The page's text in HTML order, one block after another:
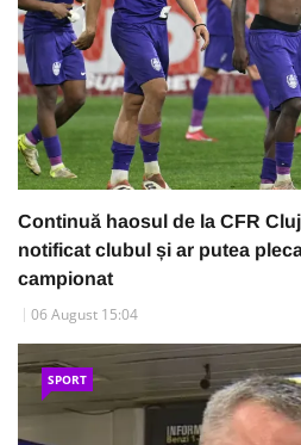
Continuă haosul de la CFR
notificat clubul și ar putea
campionat
06 August 15:04
SPORT